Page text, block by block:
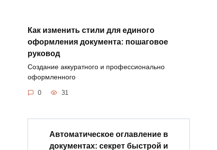
Как изменить стили для единого
оформления документа: пошаговое
руковод
Создание аккуратного и профессионально
оформленного
0 31
Автоматическое оглавление в
документах: секрет быстрой и